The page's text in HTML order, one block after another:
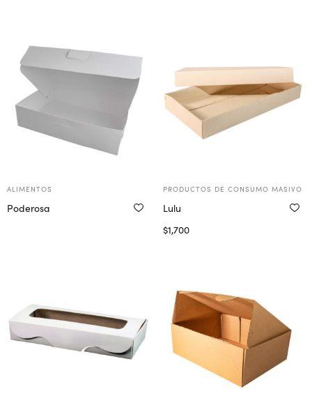
ALIMENTOS
Poderosa
PRODUCTOS DE CONSUMO MASIVO
Lulu
$1,700